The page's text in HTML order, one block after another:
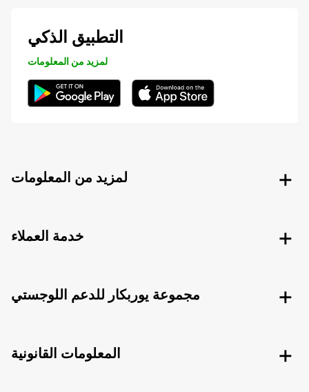
التطبيق الذكي
لمزيد من المعلومات
لمزيد من المعلومات
خدمة العملاء
مجموعة يوربكار للدعم اللوجستي
المعلومات القانونية